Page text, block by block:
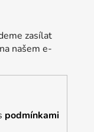
zasílat
našem e-
podmínkami